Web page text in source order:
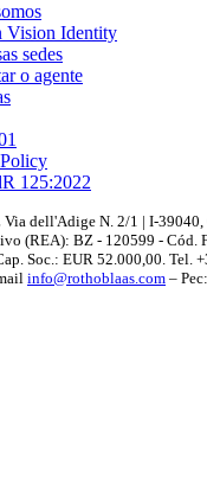
Vision Identity
sedes
o agente
125:2022
dell'Adige N. 2/1 | I-39040,
(REA): BZ - 120599 - Cód.
Soc.: EUR 52.000,00. Tel.
info@rothoblaas.com – Pec: